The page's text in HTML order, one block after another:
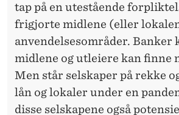
tap på en utestående
frigjorte midlene (eller
anvendelsesområder. Banker
midlene og utleiere kan finne
Men står selskaper på rekke
lån og lokaler under en
disse selskapene også